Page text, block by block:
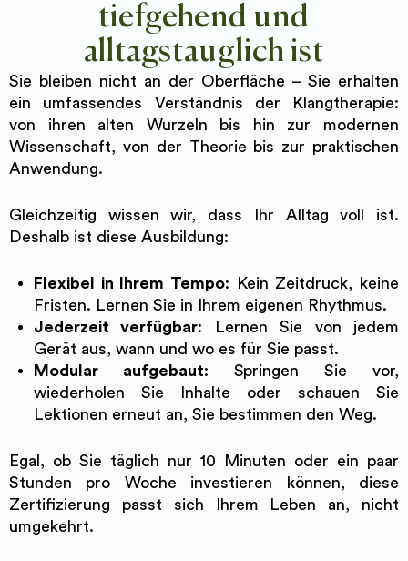
tiefgehend und
alltagstauglich ist
Sie bleiben nicht an der Oberfläche – Sie erhalten
ein umfassendes Verständnis der Klangtherapie:
von ihren alten Wurzeln bis hin zur modernen
Wissenschaft, von der Theorie bis zur praktischen
Anwendung.
Gleichzeitig wissen wir, dass Ihr Alltag voll ist.
Deshalb ist diese Ausbildung:
Flexibel in Ihrem Tempo: Kein Zeitdruck, keine
Fristen. Lernen Sie in Ihrem eigenen Rhythmus.
Jederzeit verfügbar: Lernen Sie von jedem
Gerät aus, wann und wo es für Sie passt.
Modular aufgebaut: Springen Sie vor,
wiederholen Sie Inhalte oder schauen Sie
Lektionen erneut an, Sie bestimmen den Weg.
Egal, ob Sie täglich nur 10 Minuten oder ein paar
Stunden pro Woche investieren können, diese
Zertifizierung passt sich Ihrem Leben an, nicht
umgekehrt.